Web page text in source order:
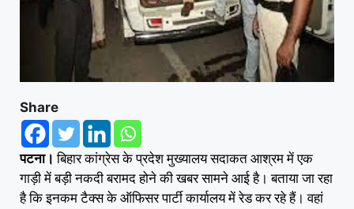
Share
पटना। बिहार कांग्रेस के प्रदेश मुख्यालय सदाकत आश्रम में एक
गाड़ी में बड़ी नकदी बरामद होने की खबर सामने आई है। बताया जा रहा
है कि इनकम टैक्स के ऑफिसर पार्टी कार्यालय में रेड कर रहे हैं। वहां